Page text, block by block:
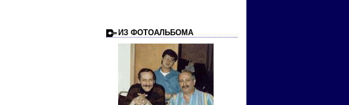
ИЗ ФОТОАЛЬБОМА